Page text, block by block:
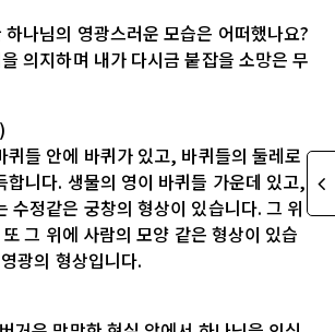
나님의 영광스러운 모습은 어떠했나요?
의지하며 내가 다시금 붙잡을 소망은 무
퀴들 안에 바퀴가 있고, 바퀴들의 둘레로
합니다. 생물의 영이 바퀴들 가운데 있고,
수정같은 궁창의 형상이 있습니다. 그 위
그 위에 사람의 모양 같은 형상이 있습
광의 형상입니다.